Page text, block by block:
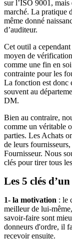
sur l’ISO 9001,
marché. La pratique
même donné
d’auditeur.
Cet outil a
moyen de
comme une fin en
contrainte pour les
La fonction est donc
souvent au
DM.
Bien au contraire,
comme un véritable
parties. Les Achats
de leurs
Fournisseur. Nous
clés pour tirer tous
Les 5 clés
1- la motivation : le
meilleur de lui-
savoir-faire sont
donneurs d'ordre, il
recevoir ensuite.